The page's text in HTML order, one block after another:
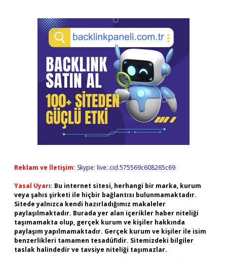
Reklam ve İletişim: Skype: live:.cid.575569c608265c69
Yasal Uyarı: Bu internet sitesi, herhangi bir marka, kurum
veya şahıs şirketi ile hiçbir bağlantısı bulunmamaktadır.
Sitede yalnızca kendi hazırladığımız makaleler
paylaşılmaktadır. Burada yer alan içerikler haber niteliği
taşımamakta olup, gerçek kurum ve kişiler hakkında
paylaşım yapılmamaktadır. Gerçek kurum ve kişiler ile isim
benzerlikleri tamamen tesadüfidir. Sitemizdeki bilgiler
taslak halindedir ve tavsiye niteliği taşımazlar.